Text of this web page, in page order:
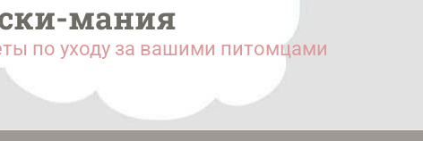
мания
по уходу за вашими питомцами